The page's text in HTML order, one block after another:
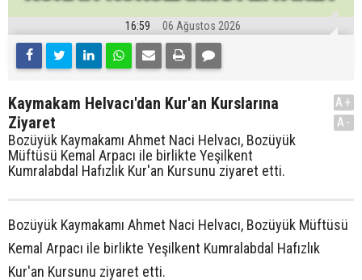
16:59 06 Ağustos 2026
Kaymakam Helvacı'dan Kur'an Kurslarına
Ziyaret
Bozüyük Kaymakamı Ahmet Naci Helvacı, Bozüyük
Müftüsü Kemal Arpacı ile birlikte Yeşilkent
Kumralabdal Hafızlık Kur'an Kursunu ziyaret etti.
A+
A-
Bozüyük Kaymakamı Ahmet Naci Helvacı, Bozüyük Müftüsü
Kemal Arpacı ile birlikte Yeşilkent Kumralabdal Hafızlık
Kur'an Kursunu ziyaret etti.